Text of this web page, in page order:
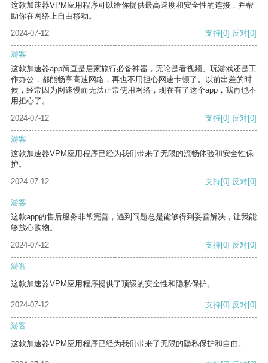
这款加速器VPM应用程序可以给你提供最高速度和安全性的连接，并帮
助你在网络上自由移动。
2024-07-12
支持[0] 反对[0]
游客
这款加速器app简直是居家旅行必备神器，无论是看视频、玩游戏还是工
作办公，都能畅享高速网络，再也不用担心网速卡顿了。以前出差的时
候，经常因为网速慢而无法正常使用网络，现在有了这个app，我再也不
用担心了。
2024-07-12
支持[0] 反对[0]
游客
这款加速器VPM应用程序已经为我们带来了无限的流畅体验和安全性保
护。
2024-07-12
支持[0] 反对[0]
游客
这款app的售后服务非常完善，遇到问题总是能够得到妥善解决，让我能
够放心购物。
2024-07-12
支持[0] 反对[0]
游客
这款加速器VPM应用程序提供了顶级的安全性和隐私保护。
2024-07-12 支持[0] 反对[0]
游客
这款加速器VPM应用程序已经为我们带来了无限的隐私保护和自由。